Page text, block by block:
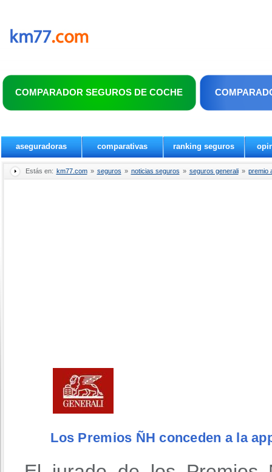
COMPARADOR SEGUROS DE COCHE
aseguradoras comparativas ranking seguros
Estás en: km77.com » seguros » noticias seguros » seguros generali » premio
Los Premios ÑH conceden a la